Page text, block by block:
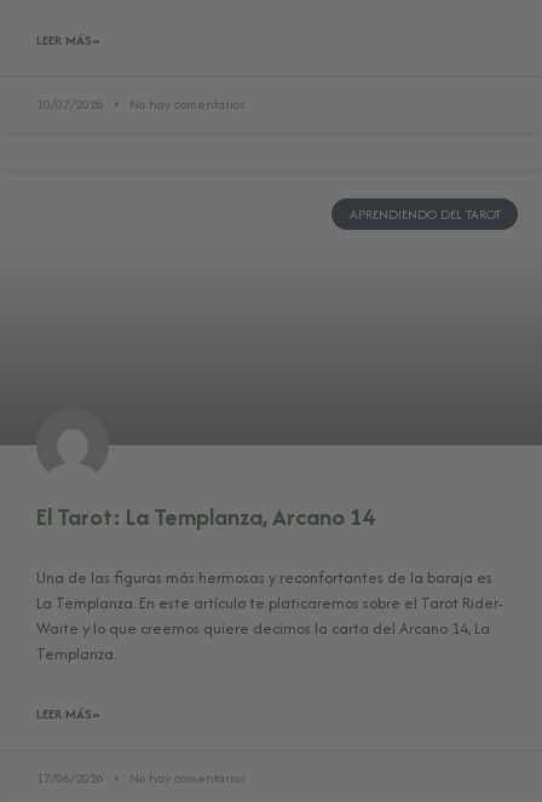
LEER MÁS»
10/07/2026 No hay comentarios
APRENDIENDO DEL TAROT
El Tarot: La Templanza, Arcano 14
Una de las figuras más hermosas y reconfortantes de la baraja es
La Templanza. En este artículo te platicaremos sobre el Tarot Rider-
Waite y lo que creemos quiere decirnos la carta del Arcano 14, La
Templanza.
LEER MÁS»
17/06/2026 No hay comentarios